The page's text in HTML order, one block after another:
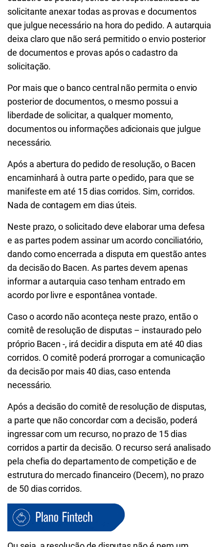
solicitante anexar todas as provas e documentos
que julgue necessário na hora do pedido. A autarquia
deixa claro que não será permitido o envio posterior
de documentos e provas após o cadastro da
solicitação.
Por mais que o banco central não permita o envio
posterior de documentos, o mesmo possui a
liberdade de solicitar, a qualquer momento,
documentos ou informações adicionais que julgue
necessário.
Após a abertura do pedido de resolução, o Bacen
encaminhará à outra parte o pedido, para que se
manifeste em até 15 dias corridos. Sim, corridos.
Nada de contagem em dias úteis.
Neste prazo, o solicitado deve elaborar uma defesa
e as partes podem assinar um acordo conciliatório,
dando como encerrada a disputa em questão antes
da decisão do Bacen. As partes devem apenas
informar a autarquia caso tenham entrado em
acordo por livre e espontânea vontade.
Caso o acordo não aconteça neste prazo, então o
comitê de resolução de disputas – instaurado pelo
próprio Bacen -, irá decidir a disputa em até 40 dias
corridos. O comitê poderá prorrogar a comunicação
da decisão por mais 40 dias, caso entenda
necessário.
Após a decisão do comitê de resolução de disputas,
a parte que não concordar com a decisão, poderá
ingressar com um recurso, no prazo de 15 dias
corridos a partir da decisão. O recurso será analisado
pela chefia do departamento de competição e de
estrutura do mercado financeiro (Decem), no prazo
de 50 dias corridos.